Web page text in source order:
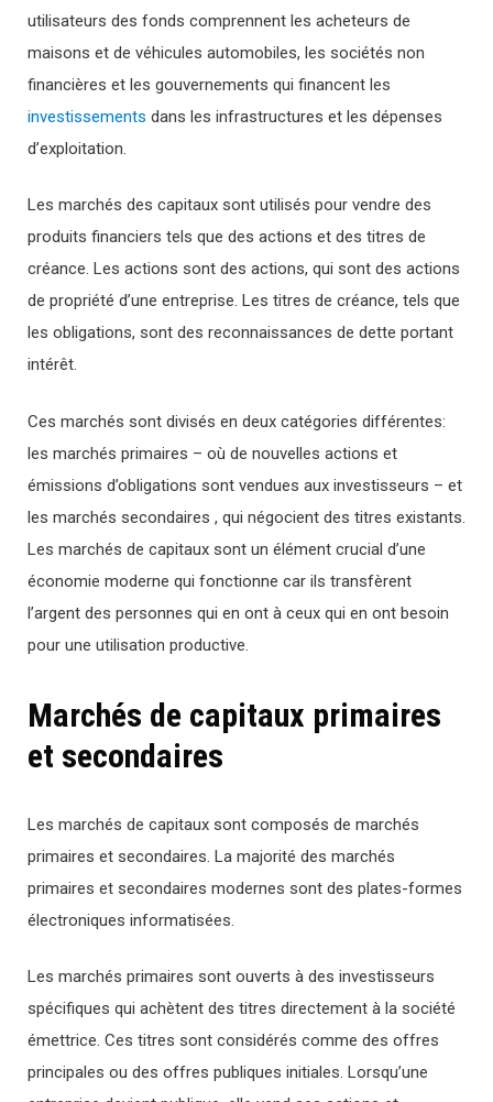
utilisateurs des fonds comprennent les acheteurs de
maisons et de véhicules automobiles, les sociétés non
financières et les gouvernements qui financent les
investissements dans les infrastructures et les dépenses
d’exploitation.
Les marchés des capitaux sont utilisés pour vendre des
produits financiers tels que des actions et des titres de
créance. Les actions sont des actions, qui sont des actions
de propriété d’une entreprise. Les titres de créance, tels que
les obligations, sont des reconnaissances de dette portant
intérêt.
Ces marchés sont divisés en deux catégories différentes:
les marchés primaires – où de nouvelles actions et
émissions d’obligations sont vendues aux investisseurs – et
les marchés secondaires , qui négocient des titres existants.
Les marchés de capitaux sont un élément crucial d’une
économie moderne qui fonctionne car ils transfèrent
l’argent des personnes qui en ont à ceux qui en ont besoin
pour une utilisation productive.
Marchés de capitaux primaires
et secondaires
Les marchés de capitaux sont composés de marchés
primaires et secondaires. La majorité des marchés
primaires et secondaires modernes sont des plates-formes
électroniques informatisées.
Les marchés primaires sont ouverts à des investisseurs
spécifiques qui achètent des titres directement à la société
émettrice. Ces titres sont considérés comme des offres
principales ou des offres publiques initiales. Lorsqu’une